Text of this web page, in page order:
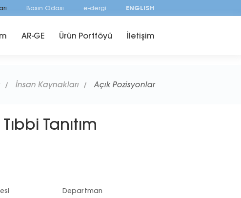
Basın Odası e-dergi ENGLISH
AR-GE Ürün Portföyü İletişim
İnsan Kaynakları Açık Pozisyonlar
Tanıtım
Departman